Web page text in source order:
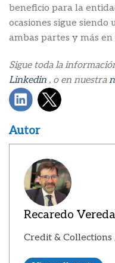
beneficio para la
ocasiones sigue siendo
ambas partes y más
Sigue toda la
Linkedin , o en nuestra
Autor
Recaredo
Credit & Collections